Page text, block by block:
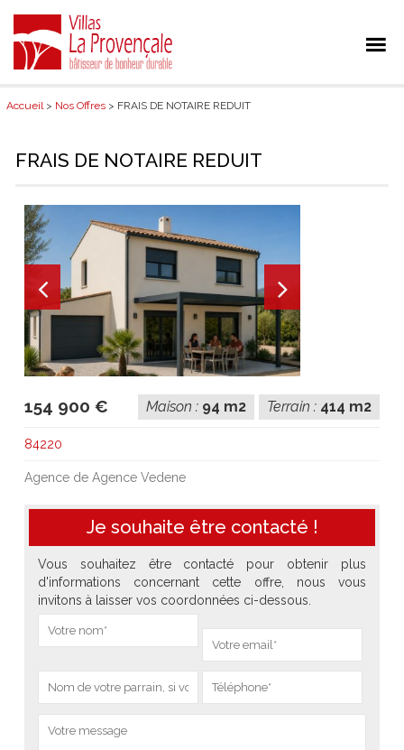
Accueil> Nos Offres > FRAIS DE NOTAIRE REDUIT
FRAIS DE NOTAIRE REDUIT
154 900 € Terrain : 414 m2
Maison : 94 m2
84220
Agence de Agence Vedene
Je souhaite être contacté !
Vous souhaitez être contacté pour obtenir plus
d'informations concernant cette offre, nous vous
invitons à laisser vos coordonnées ci-dessous.